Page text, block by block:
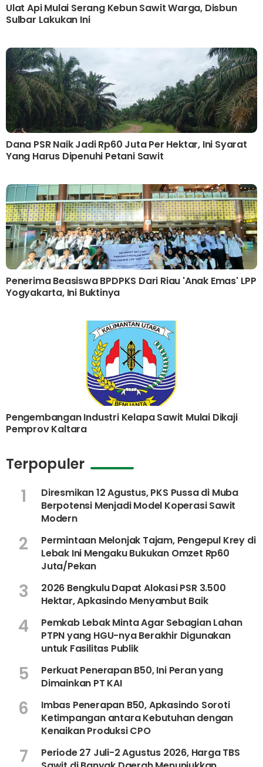
Ulat Api Mulai Serang Kebun Sawit Warga, Disbun
Sulbar Lakukan Ini
Dana PSR Naik Jadi Rp60 Juta Per Hektar, Ini Syarat
Yang Harus Dipenuhi Petani Sawit
Penerima Beasiswa BPDPKS Dari Riau 'Anak Emas' LPP
Yogyakarta, Ini Buktinya
Pengembangan Industri Kelapa Sawit Mulai Dikaji
Pemprov Kaltara
Terpopuler
1
Diresmikan 12 Agustus, PKS Pussa di Muba
Berpotensi Menjadi Model Koperasi Sawit
Modern
2
Permintaan Melonjak Tajam, Pengepul Krey di
Lebak Ini Mengaku Bukukan Omzet Rp60
Juta/Pekan
3
2026 Bengkulu Dapat Alokasi PSR 3.500
Hektar, Apkasindo Menyambut Baik
4
Pemkab Lebak Minta Agar Sebagian Lahan
PTPN yang HGU-nya Berakhir Digunakan
untuk Fasilitas Publik
5
Perkuat Penerapan B50, Ini Peran yang
Dimainkan PT KAI
6
Imbas Penerapan B50, Apkasindo Soroti
Ketimpangan antara Kebutuhan dengan
Kenaikan Produksi CPO
7
Periode 27 Juli-2 Agustus 2026, Harga TBS